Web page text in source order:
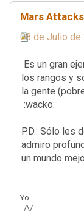
Mars Attacks
08 de Julio de
Es un gran
los rangos y
la gente
:wacko:
P.D.: Sólo les
admiro
un mundo
Yo
/\/